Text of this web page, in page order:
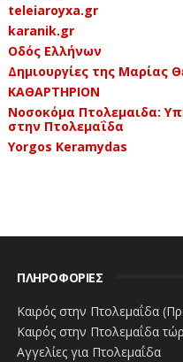
teleiaroyxa.gr
karanik.gr
Οδός Ελλήνων
Δημιουργίες της Μαρίας
ΚΑΘΑΡΤΗΡΙΟΝ
Νοσοκόμα Πτολεμαιδα:
στην Πτολεμαΐδα
Yorgos Keramydas
ΠΛΗΡΟΦΟΡΙΕΣ
Καιρός στην Πτολεμαΐδα
Καιρός στην Πτολεμαΐδα
Αγγελίες για Πτολεμαΐδα